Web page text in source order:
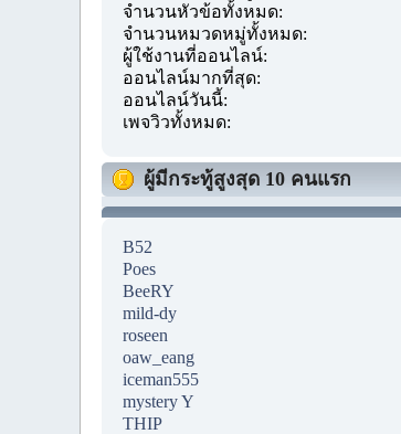
จำนวนหัวข้อทั้งหมด:
จำนวนหมวดหมู่ทั้งหมด:
ผู้ใช้งานที่ออนไลน์:
ออนไลน์มากที่สุด:
ออนไลน์วันนี้:
เพจวิวทั้งหมด:
ผู้มีกระทู้สูงสุด 10 คนแรก
B52
Poes
BeeRY
mild-dy
roseen
oaw_eang
iceman555
mystery Y
THIP